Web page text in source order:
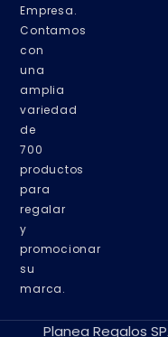
Empresa.
Contamos
con
una
amplia
variedad
de
700
productos
para
regalar
y
promocionar
su
marca.
Planea Regalos